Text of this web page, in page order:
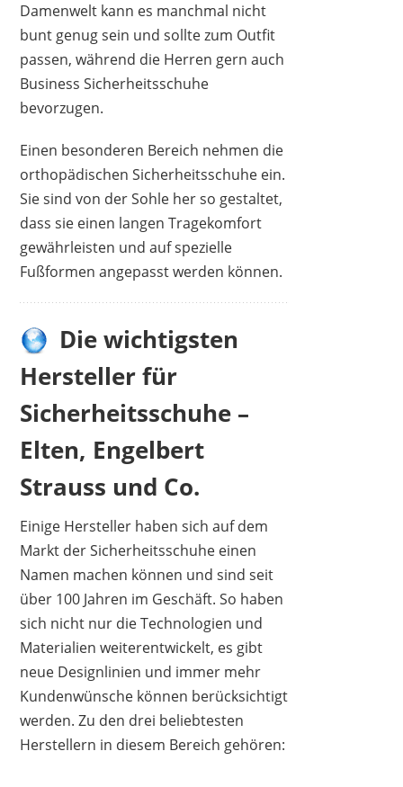
Damenwelt kann es manchmal nicht
bunt genug sein und sollte zum Outfit
passen, während die Herren gern auch
Business Sicherheitsschuhe
bevorzugen.
Einen besonderen Bereich nehmen die
orthopädischen Sicherheitsschuhe ein.
Sie sind von der Sohle her so gestaltet,
dass sie einen langen Tragekomfort
gewährleisten und auf spezielle
Fußformen angepasst werden können.
Die wichtigsten
Hersteller für
Sicherheitsschuhe –
Elten, Engelbert
Strauss und Co.
Einige Hersteller haben sich auf dem
Markt der Sicherheitsschuhe einen
Namen machen können und sind seit
über 100 Jahren im Geschäft. So haben
sich nicht nur die Technologien und
Materialien weiterentwickelt, es gibt
neue Designlinien und immer mehr
Kundenwünsche können berücksichtigt
werden. Zu den drei beliebtesten
Herstellern in diesem Bereich gehören: